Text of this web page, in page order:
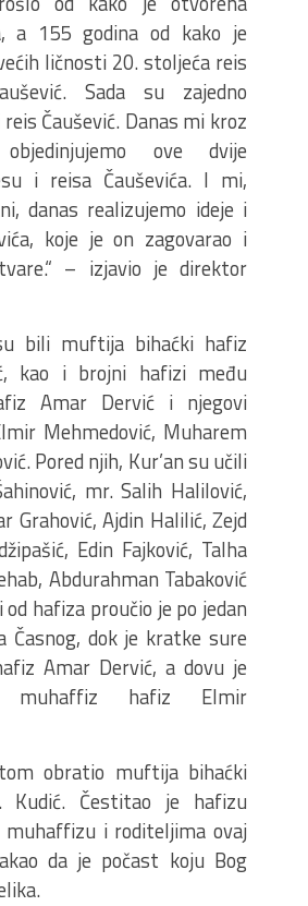
a 155 godina od kako je
ličnosti 20. stoljeća reis
Sada su zajedno
Čaušević. Danas mi kroz
ove dvije
i reisa Čauševića. I mi,
danas realizujemo ideje i
koje je on zagovarao i
– izjavio je direktor
bili muftija bihaćki hafiz
kao i brojni hafizi među
Amar Dervić i njegovi
Mehmedović, Muharem
Pored njih, Kur’an su učili
mr. Salih Halilović,
Grahović, Ajdin Halilić, Zejd
Edin Fajković, Talha
Abdurahman Tabaković
hafiza proučio je po jedan
Časnog, dok je kratke sure
Amar Dervić, a dovu je
muhaffiz hafiz Elmir
obratio muftija bihaćki
Kudić. Čestitao je hafizu
muhaffizu i roditeljima ovaj
da je počast koju Bog